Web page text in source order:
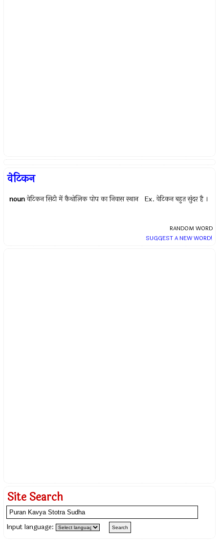
वेटिकन
noun वेटिकन सिटी में कैथोलिक पोप का निवास स्थान Ex.वेटिकन बहुत सुंदर है ।
RANDOM WORD
SUGGEST A NEW WORD!
Site Search
Input language: